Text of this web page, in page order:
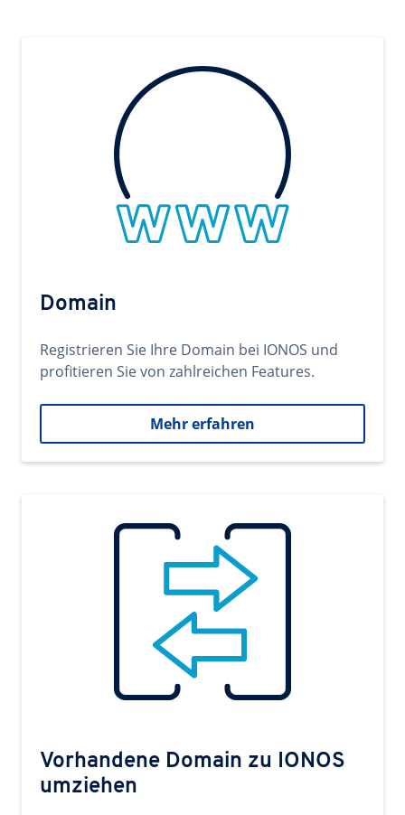
Domain
Registrieren Sie Ihre Domain bei IONOS und
profitieren Sie von zahlreichen Features.
Mehr erfahren
Vorhandene Domain zu IONOS
umziehen